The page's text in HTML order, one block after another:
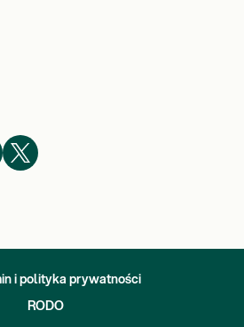
i polityka prywatności
RODO